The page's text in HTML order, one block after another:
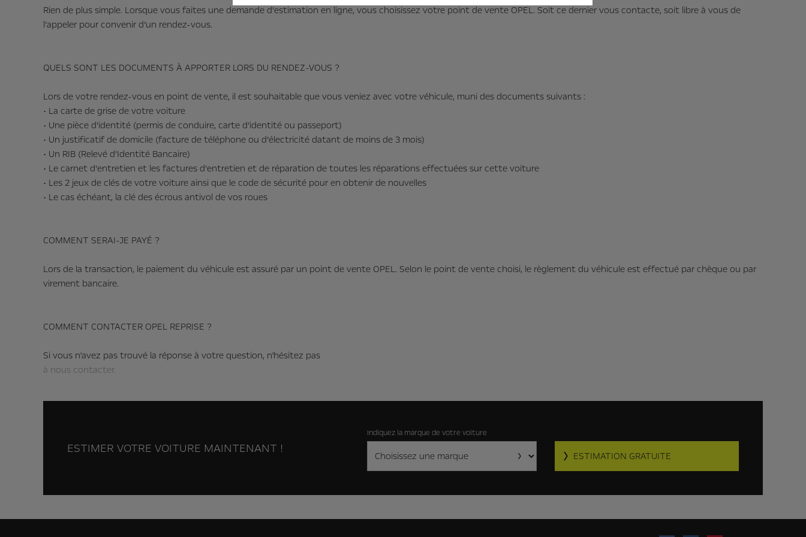
Rien de plus simple. Lorsque vous faites une demande d’estimation en ligne, vous choisissez votre point de vente OPEL. Soit ce dernier vous contacte, soit libre à vous de
l’appeler pour convenir d’un rendez-vous.
QUELS SONT LES DOCUMENTS À APPORTER LORS DU RENDEZ-VOUS ?
Lors de votre rendez-vous en point de vente, il est souhaitable que vous veniez avec votre véhicule, muni des documents suivants :
• La carte de grise de votre voiture
• Une pièce d’identité (permis de conduire, carte d’identité ou passeport)
• Un justificatif de domicile (facture de téléphone ou d’électricité datant de moins de 3 mois)
• Un RIB (Relevé d’Identité Bancaire)
• Le carnet d’entretien et les factures d’entretien et de réparation de toutes les réparations effectuées sur cette voiture
• Les 2 jeux de clés de votre voiture ainsi que le code de sécurité pour en obtenir de nouvelles
• Le cas échéant, la clé des écrous antivol de vos roues
COMMENT SERAI-JE PAYÉ ?
Lors de la transaction, le paiement du véhicule est assuré par un point de vente OPEL. Selon le point de vente choisi, le règlement du véhicule est effectué par chèque ou par
virement bancaire.
COMMENT CONTACTER OPEL REPRISE ?
Si vous n'avez pas trouvé la réponse à votre question, n'hésitez pas
à nous contacter.
ESTIMER VOTRE VOITURE MAINTENANT !
Indiquez la marque de votre voiture
ESTIMATION GRATUITE